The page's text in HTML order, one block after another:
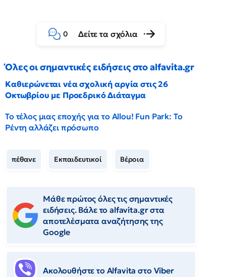
0 Δείτε τα σχόλια
Όλες οι σημαντικές ειδήσεις στο alfavita.gr
Καθιερώνεται νέα σχολική αργία στις 26
Οκτωβρίου με Προεδρικό Διάταγμα
Το τέλος μιας εποχής για το Allou! Fun Park: Το
Ρέντη αλλάζει πρόσωπο
πέθανε Εκπαιδευτικοί Βέροια
Μάθε πρώτος όλες τις σημαντικές
ειδήσεις. Βάλε το alfavita.gr στα
αποτελέσματα αναζήτησης της
Google
Ακολουθήστε το Αlfavita στο Viber